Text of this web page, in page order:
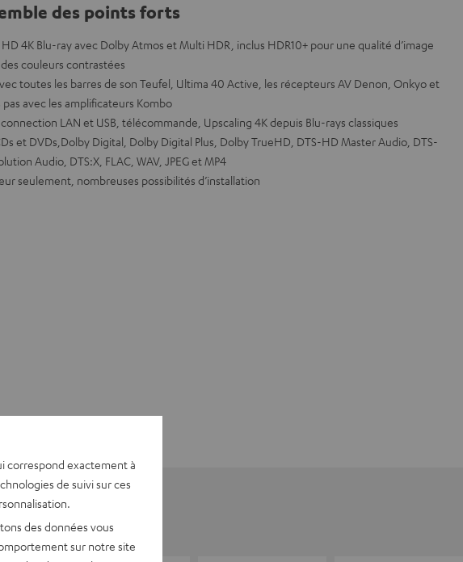
des points forts
4K Blu-ray avec Dolby Atmos et Multi HDR, inclus HDR10+ pour une qualité d’image
couleurs contrastées
toutes les barres de son Teufel, Ultima 40 Active, les récepteurs AV Denon, Onkyo et
pas avec les amplificateurs Kombo
LAN et USB, télécommande, Upscaling 4K depuis Blu-rays classiques
et DVDs,Dolby Digital, Dolby Digital Plus, Dolby TrueHD, DTS-HD Master Audio, DTS-
Audio, DTS:X, FLAC, WAV, JPEG et MP4
seulement, nombreuses possibilités d’installation
correspond exactement à
de suivi sur ces
des données vous
sur notre site